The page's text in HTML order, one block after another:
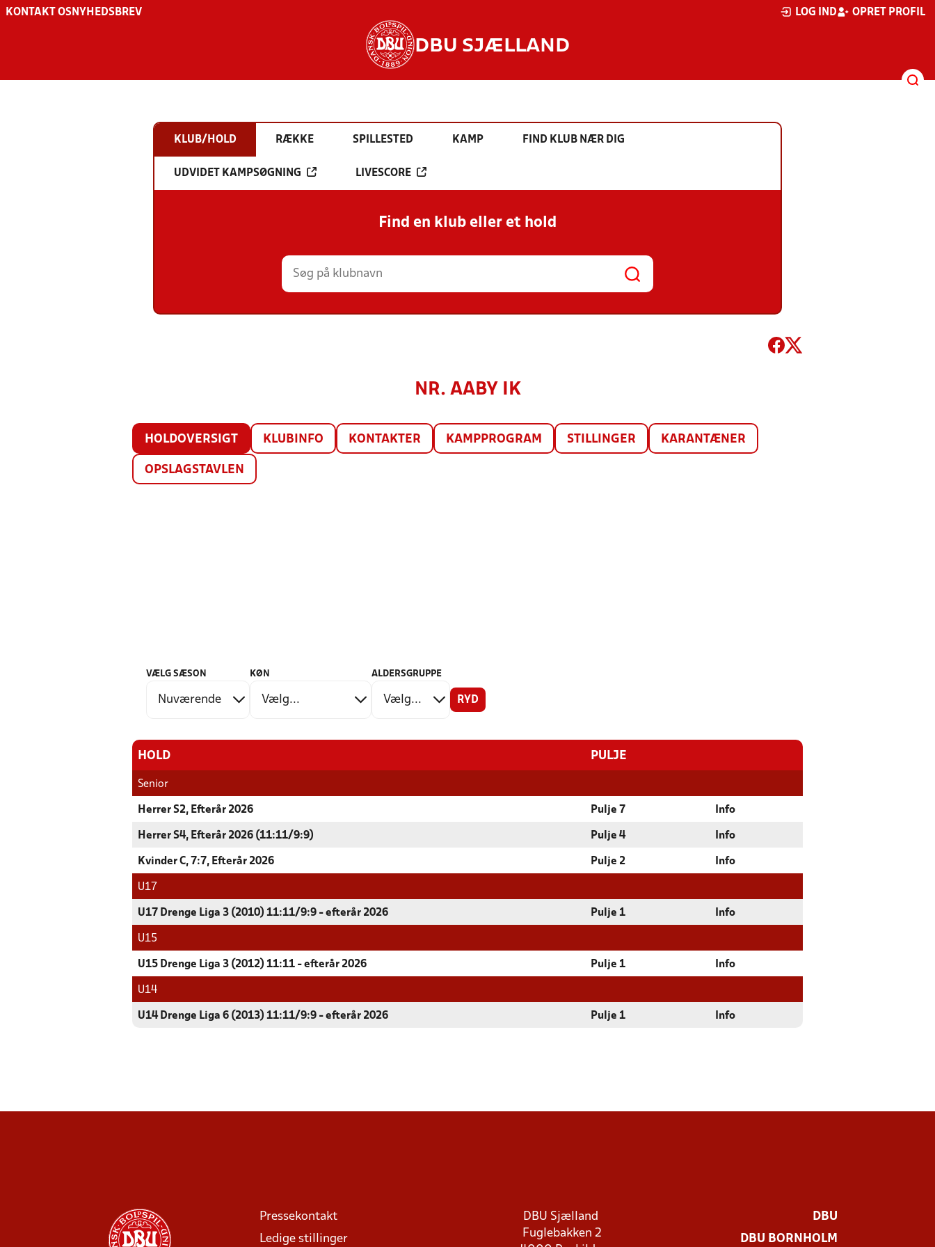
KONTAKT OS NYHEDSBREV LOG IND OPRET PROFIL
DBU SJÆLLAND
KLUB/HOLD RÆKKE SPILLESTED KAMP FIND KLUB NÆR DIG
UDVIDET KAMPSØGNING LIVESCORE
Find en klub eller et hold
NR. AABY IK
HOLDOVERSIGT KLUBINFO KONTAKTER KAMPPROGRAM STILLINGER KARANTÆNER
OPSLAGSTAVLEN
VÆLG SÆSON KØN ALDERSGRUPPE
RYD
HOLD PULJE
Senior
Herrer S2, Efterår 2026 Pulje 7 Info
Herrer S4, Efterår 2026 (11:11/9:9) Pulje 4 Info
Kvinder C, 7:7, Efterår 2026 Pulje 2 Info
U17
U17 Drenge Liga 3 (2010) 11:11/9:9 - efterår 2026 Pulje 1 Info
U15
U15 Drenge Liga 3 (2012) 11:11 - efterår 2026 Pulje 1 Info
U14
U14 Drenge Liga 6 (2013) 11:11/9:9 - efterår 2026 Pulje 1 Info
Pressekontakt
Ledige stillinger
DBU Sjælland
Fuglebakken 2
DBU
DBU BORNHOLM